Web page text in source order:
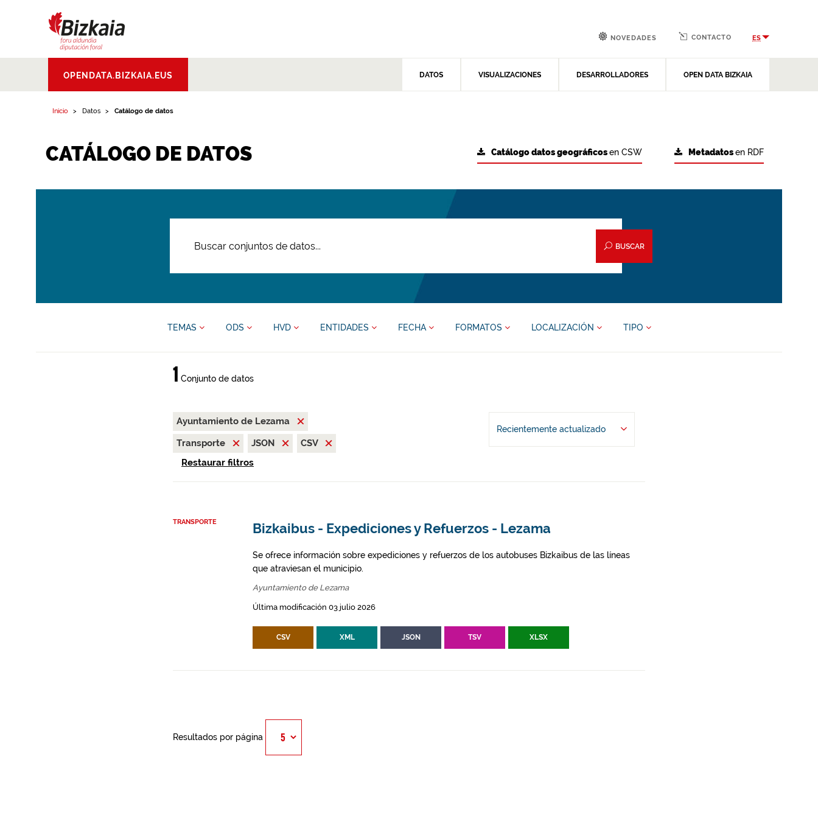
Aldundia.Diputacion
Foral de Bizkaia
OPENDATA.BIZKAIA.EUS DATOS VISUALIZACIONES DESARROLLADORES OPEN DATA BIZKAIA
NOVEDADES CONTACTO ES
Inicio Datos Catálogo de datos
CATÁLOGO DE DATOS Metadatosen RDF
Catálogo datos geográficosen CSW
BUSCAR
TEMAS ODS HVD ENTIDADES FECHA FORMATOS LOCALIZACIÓN TIPO
1 Conjunto de datos
Ayuntamiento de Lezama
Transporte
JSON
CSV
Restaurar filtros
Recientemente actualizado
TRANSPORTE Bizkaibus - Expediciones y Refuerzos - Lezama
Se ofrece información sobre expediciones y refuerzos de los autobuses Bizkaibus de las líneas
que atraviesan el municipio.
Ayuntamiento de Lezama
Última modificación 03 julio 2026
CSV XML JSON TSV XLSX
Resultados por página